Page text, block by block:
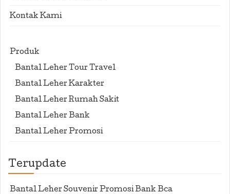
Kontak Kami
Produk
Bantal Leher Tour Travel
Bantal Leher Karakter
Bantal Leher Rumah Sakit
Bantal Leher Bank
Bantal Leher Promosi
Terupdate
Bantal Leher Souvenir Promosi Bank Bca